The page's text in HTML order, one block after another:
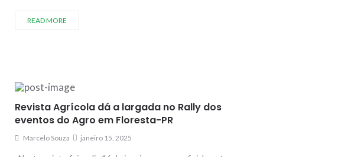
READ MORE
Revista Agrícola dá a largada no Rally dos
eventos do Agro em Floresta-PR
Marcelo Souza janeiro 15, 2025